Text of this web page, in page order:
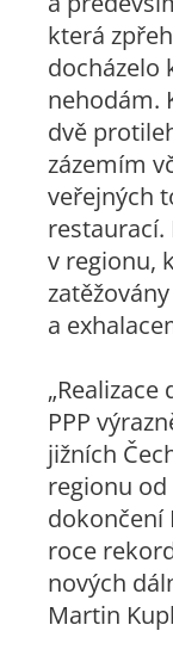
která
docházelo
nehodám.
dvě
zázemím
veřejných
restaurací.
v regionu,
a
PPP
jižních
regionu
dokončení
roce
nových
Martin